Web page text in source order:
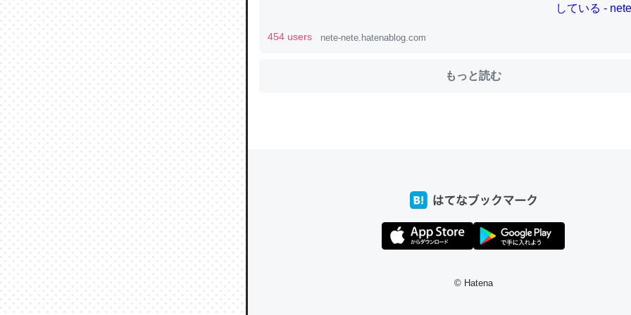
中。あと、Googleマップで位置情報を共有してる。電池残量や充電中かが分か
ちょうど同じ理由でEcho Show 8を設定中でした。PrimeとかSpotifyを支払う
きる。一生で親と会える残り時間を日数にすると1週間とかの人が多いそうだけ
を実質100倍以上に伸ばす効果があるはず……
454 users nete-nete.hatenablog.com
もっと読む
© Hatena